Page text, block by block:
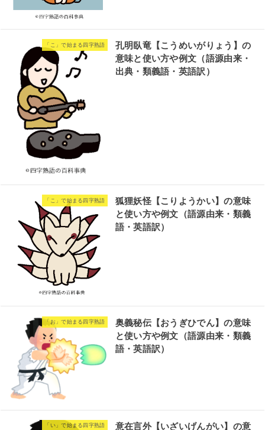
「こ」で始まる四字熟語
孔明臥竜【こうめいがりょう】の
意味と使い方や例文（語源由来・
出典・類義語・英語訳）
「こ」で始まる四字熟語
狐狸妖怪【こりようかい】の意味
と使い方や例文（語源由来・類義
語・英語訳）
「お」で始まる四字熟語
奥義秘伝【おうぎひでん】の意味
と使い方や例文（語源由来・類義
語・英語訳）
「い」で始まる四字熟語
意在言外【いざいげんがい】の意